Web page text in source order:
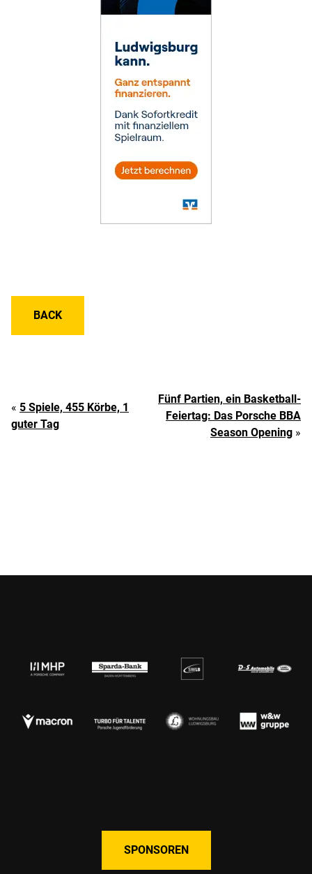
BACK
« 5 Spiele, 455 Körbe, 1
guter Tag
Fünf Partien, ein Basketball-
Feiertag: Das Porsche BBA
Season Opening »
SPONSOREN